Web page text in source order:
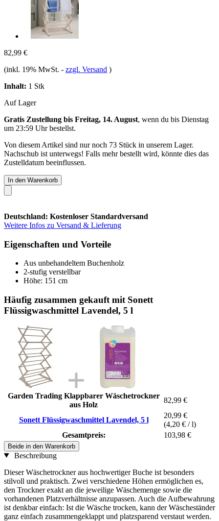
82,99 €
(inkl. 19% MwSt. - zzgl. Versand )
Inhalt: 1 Stk
Auf Lager
Gratis Zustellung bis Freitag, 14. August, wenn du bis Dienstag
um 23:59 Uhrbestellst.
Von diesem Artikel sind nur noch 73 Stück in unserem Lager.
Nachschub ist unterwegs! Falls mehr bestellt wird, könnte dies das
Zustelldatum beeinflussen.
In den Warenkorb
Deutschland: Kostenloser Standardversand
Weitere Infos zu Versand & Lieferung
Eigenschaften und Vorteile
Aus unbehandeltem Buchenholz
2-stufig verstellbar
Höhe: 151 cm
Häufig zusammen gekauft mit Sonett
Flüssigwaschmittel Lavendel, 5 l
Garden Trading Klappbarer Wäschetrockner
aus Holz
82,99 €
Sonett Flüssigwaschmittel Lavendel, 5 l
20,99 €
(4,20 € / l)
Gesamtpreis:
103,98 €
Beide in den Warenkorb
Beschreibung
Dieser Wäschetrockner aus hochwertiger Buche ist besonders
stilvoll und praktisch. Zwei verschiedene Höhen ermöglichen es,
den Trockner exakt an die jeweilige Wäschemenge sowie die
vorhandenen Platzverhältnisse anzupassen. Auch die Aufbewahrung
ist denkbar einfach: Ist die Wäsche trocken, kann der Wäscheständer
ganz einfach zusammengeklappt und platzsparend verstaut werden.